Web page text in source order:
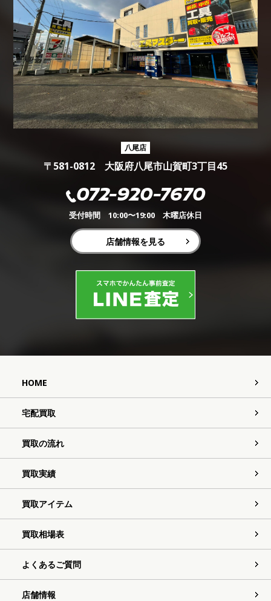
八尾店
〒581-0812 大阪府八尾市山賀町3丁目45
072-920-7670
受付時間 10:00〜19:00 木曜店休日
店舗情報を見る
HOME
宅配買取
買取の流れ
買取実績
買取アイテム
買取相場表
よくあるご質問
店舗情報